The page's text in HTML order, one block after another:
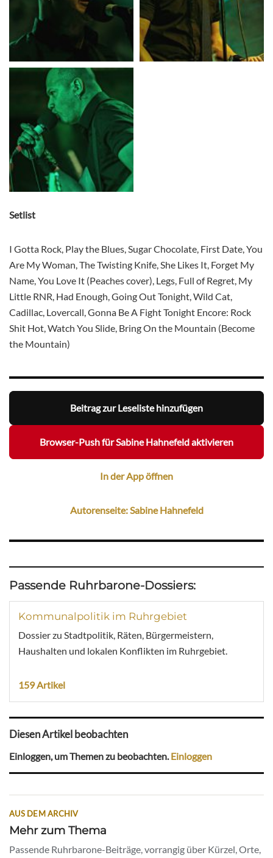
Setlist
I Gotta Rock, Play the Blues, Sugar Chocolate, First Date, You
Are My Woman, The Twisting Knife, She Likes It, Forget My
Name, You Love It (Peaches cover), Legs, Full of Regret, My
Little RNR, Had Enough, Going Out Tonight, Wild Cat,
Cadillac, Lovercall, Gonna Be A Fight Tonight Encore: Rock
Shit Hot, Watch You Slide, Bring On the Mountain (Become
the Mountain)
Beitrag zur Leseliste hinzufügen
Browser-Push für Sabine Hahnefeld aktivieren
In der App öffnen
Autorenseite: Sabine Hahnefeld
Passende Ruhrbarone-Dossiers:
Kommunalpolitik im Ruhrgebiet
Dossier zu Stadtpolitik, Räten, Bürgermeistern,
Haushalten und lokalen Konflikten im Ruhrgebiet.
159 Artikel
Diesen Artikel beobachten
Einloggen, um Themen zu beobachten. Einloggen
AUS DEM ARCHIV
Mehr zum Thema
Passende Ruhrbarone-Beiträge, vorrangig über Kürzel, Orte,